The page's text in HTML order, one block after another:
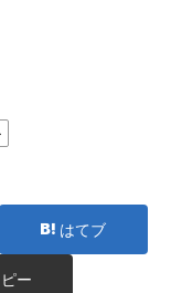
はてブ
ー